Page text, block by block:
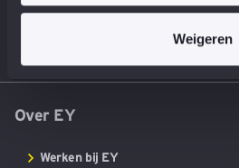
Weigeren
Consulting
Over EY
Werken bij EY